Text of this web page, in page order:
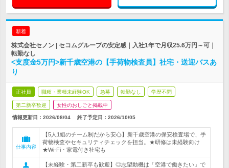
新着
株式会社セノン | セコムグループの安定感｜入社1年で月収25.6万円～可｜
転勤なし
<支度金5万円>新千歳空港の【手荷物検査員】社宅・送迎バスあ
り
正社員 職種・業種未経験OK 急募 転勤なし 学歴不問
第二新卒歓迎 女性のおしごと掲載中
情報更新日：2026/08/04 終了予定日： 2026/10/05
仕事内容
【5人1組のチーム制だから安心】新千歳空港の保安検査場で、手
荷物検査やセキュリティチェックを担当。★研修は未経験向け
★Wi-Fi・家電付き社宅も
【未経験・第二新卒も歓迎】◎志望動機は「空港で働きたい」で